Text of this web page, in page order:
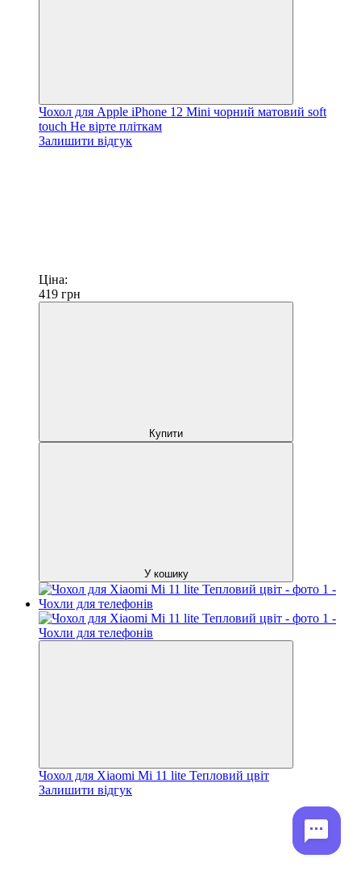
Чохол для Apple iPhone 12 Mini чорний матовий soft
touch Не вірте пліткам
Залишити відгук
Ціна:
419 грн
Купити
У кошику
Чохол для Xiaomi Mi 11 lite Тепловий цвіт
Залишити відгук